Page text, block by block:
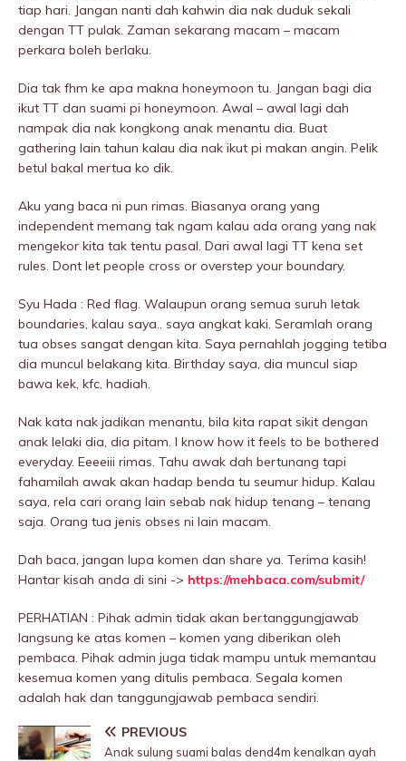
tiap hari. Jangan nanti dah kahwin dia nak duduk sekali
dengan TT pulak. Zaman sekarang macam – macam
perkara boleh berlaku.
Dia tak fhm ke apa makna honeymoon tu. Jangan bagi dia
ikut TT dan suami pi honeymoon. Awal – awal lagi dah
nampak dia nak kongkong anak menantu dia. Buat
gathering lain tahun kalau dia nak ikut pi makan angin. Pelik
betul bakal mertua ko dik.
Aku yang baca ni pun rimas. Biasanya orang yang
independent memang tak ngam kalau ada orang yang nak
mengekor kita tak tentu pasal. Dari awal lagi TT kena set
rules. Dont let people cross or overstep your boundary.
Syu Hada : Red flag. Walaupun orang semua suruh letak
boundaries, kalau saya.. saya angkat kaki. Seramlah orang
tua obses sangat dengan kita. Saya pernahlah jogging tetiba
dia muncul belakang kita. Birthday saya, dia muncul siap
bawa kek, kfc, hadiah.
Nak kata nak jadikan menantu, bila kita rapat sikit dengan
anak lelaki dia, dia pitam. I know how it feels to be bothered
everyday. Eeeeiii rimas. Tahu awak dah bertunang tapi
fahamilah awak akan hadap benda tu seumur hidup. Kalau
saya, rela cari orang lain sebab nak hidup tenang – tenang
saja. Orang tua jenis obses ni lain macam.
Dah baca, jangan lupa komen dan share ya. Terima kasih!
Hantar kisah anda di sini -> https://mehbaca.com/submit/
PERHATIAN : Pihak admin tidak akan bertanggungjawab
langsung ke atas komen – komen yang diberikan oleh
pembaca. Pihak admin juga tidak mampu untuk memantau
kesemua komen yang ditulis pembaca. Segala komen
adalah hak dan tanggungjawab pembaca sendiri.
PREVIOUS
Anak sulung suami baIas dend4m kenalkan ayah